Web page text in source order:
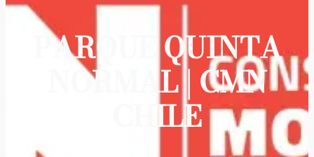
PARQUE QUINTA
NORMAL | CMN
CHILE